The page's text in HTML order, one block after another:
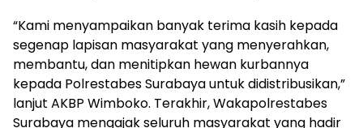
“Kami menyampaikan banyak terima kasih kepada
segenap lapisan masyarakat yang menyerahkan,
membantu, dan menitipkan hewan kurbannya
kepada Polrestabes Surabaya untuk didistribusikan,”
lanjut AKBP Wimboko. Terakhir, Wakapolrestabes
Surabaya mengajak seluruh masyarakat yang hadir